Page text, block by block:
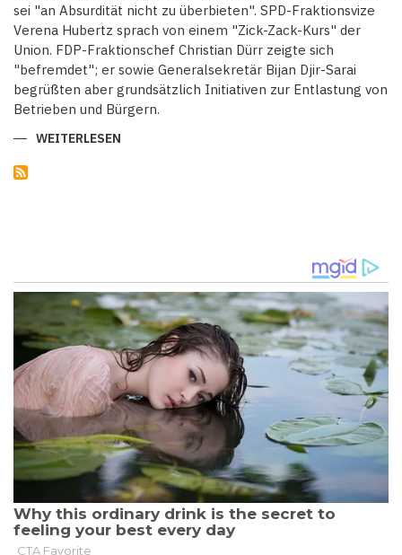
sei "an Absurdität nicht zu überbieten". SPD-Fraktionsvize
Verena Hubertz sprach von einem "Zick-Zack-Kurs" der
Union. FDP-Fraktionschef Christian Dürr zeigte sich
"befremdet"; er sowie Generalsekretär Bijan Djir-Sarai
begrüßten aber grundsätzlich Initiativen zur Entlastung von
Betrieben und Bürgern.
WEITERLESEN
OBRINDT